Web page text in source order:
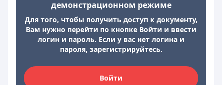
демонстрационном режиме
Для того, чтобы получить доступ к документу,
Вам нужно перейти по кнопке Войти и ввести
логин и пароль. Если у вас нет логина и
пароля, зарегистрируйтесь.
Войти